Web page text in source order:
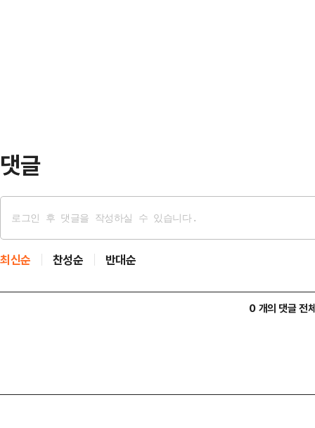
댓글
최신순 찬성순 반대순
0 개의 댓글 전